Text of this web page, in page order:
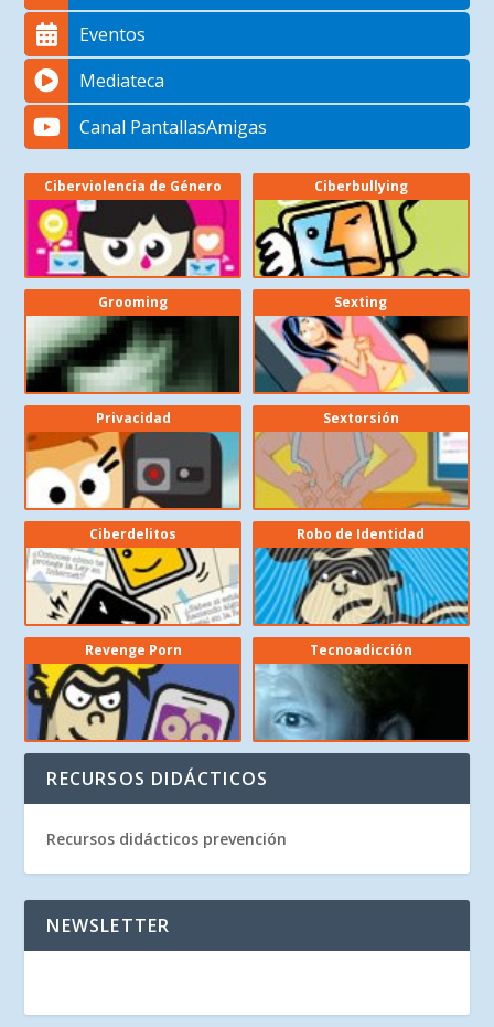
Eventos
Mediateca
Canal PantallasAmigas
Ciberviolencia de Género Ciberbullying
Grooming Sexting
Privacidad Sextorsión
Ciberdelitos Robo de Identidad
Revenge Porn Tecnoadicción
RECURSOS DIDÁCTICOS
Recursos didácticos prevención
NEWSLETTER